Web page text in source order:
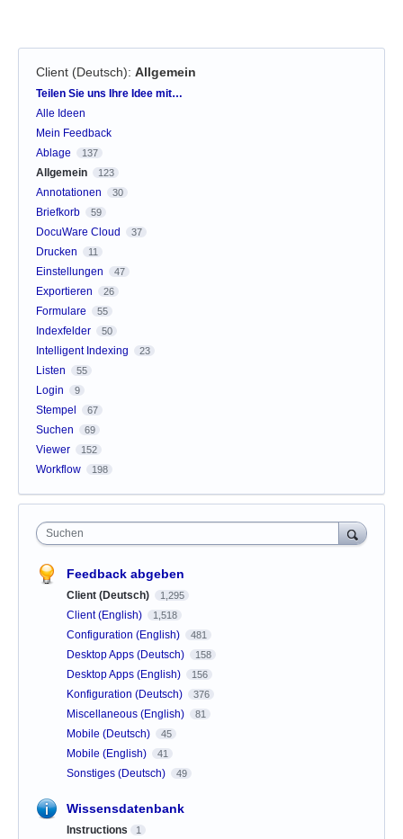
Client (Deutsch): Allgemein
Kategorien
Teilen Sie uns Ihre Idee mit…
Alle Ideen
Mein Feedback
Ablage
137
Allgemein 123
Annotationen 30
Briefkorb 59
DocuWare Cloud 37
Drucken 11
Einstellungen 47
Exportieren 26
Formulare 55
Indexfelder 50
Intelligent Indexing 23
Listen 55
Login 9
Stempel 67
Suchen 69
Viewer 152
Workflow 198
Suchen
Feedback abgeben
Client (Deutsch) 1,295
Client (English) 1,518
Configuration (English) 481
Desktop Apps (Deutsch) 158
Desktop Apps (English) 156
Konfiguration (Deutsch) 376
Miscellaneous (English) 81
Mobile (Deutsch) 45
Mobile (English) 41
Sonstiges (Deutsch) 49
Wissensdatenbank
Instructions 1